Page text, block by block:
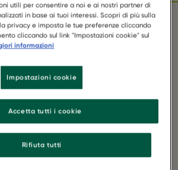
di GARDEN GOURMET Polpette di
misti
utili per consentire a noi e ai nostri partner di
in base ai tuoi interessi. Scopri di più sulla
privacy e imposta le tue preferenze cliccando
cliccando sul link "Impostazioni cookie" sul
informazioni
Impostazioni cookie
Rifiuta tutti
Accetta tutti i cookie